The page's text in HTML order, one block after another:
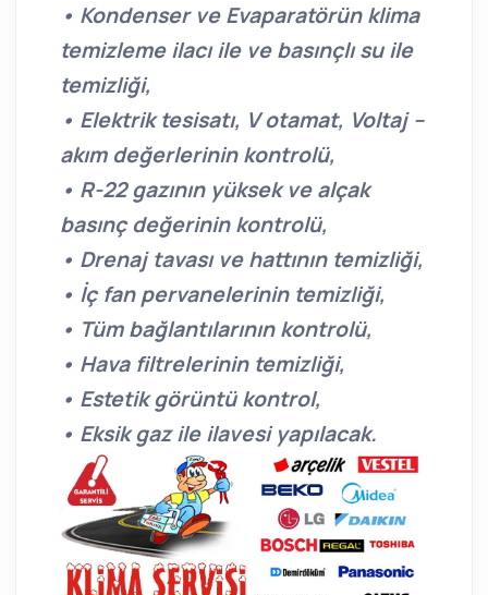
• Kondenser ve Evaparatörün klima
temizleme ilacı ile ve basınçlı su ile
temizliği,
• Elektrik tesisatı, V otamat, Voltaj –
akım değerlerinin kontrolü,
• R-22 gazının yüksek ve alçak
basınç değerinin kontrolü,
• Drenaj tavası ve hattının temizliği,
• İç fan pervanelerinin temizliği,
• Tüm bağlantılarının kontrolü,
• Hava filtrelerinin temizliği,
• Estetik görüntü kontrol,
• Eksik gaz ile ilavesi yapılacak.